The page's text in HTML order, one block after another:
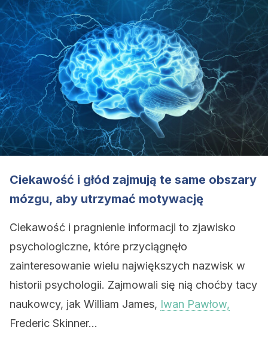
Ciekawość i głód zajmują te same obszary
mózgu, aby utrzymać motywację
Ciekawość i pragnienie informacji to zjawisko
psychologiczne, które przyciągnęło
zainteresowanie wielu największych nazwisk w
historii psychologii. Zajmowali się nią choćby tacy
naukowcy, jak William James, Iwan Pawłow,
Frederic Skinner…